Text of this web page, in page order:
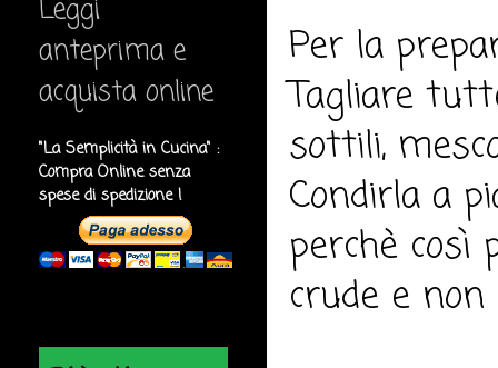
Per la
Tagliare
sottili,
Condirla a
perchè così
crude e non
Leggi
anteprima e
acquista online
"La Semplicità in Cucina" :
Compra Online senza
spese di spedizione !